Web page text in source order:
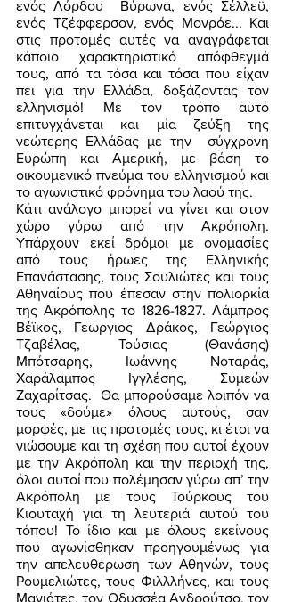
ενός Λόρδου  Βύρωνα, ενός Σέλλεϋ,
ενός Τζέφφερσον, ενός Μονρόε... Και
στις προτομές αυτές να αναγράφεται
κάποιο χαρακτηριστικό απόφθεγμά
τους, από τα τόσα και τόσα που είχαν
πει για την Ελλάδα, δοξάζοντας τον
ελληνισμό! Με τον τρόπο αυτό
επιτυγχάνεται και μία ζεύξη της
νεώτερης Ελλάδας με την  σύγχρονη
Ευρώπη και Αμερική, με βάση το
οικουμενικό πνεύμα του ελληνισμού και
το αγωνιστικό φρόνημα του λαού της.
Κάτι ανάλογο μπορεί να γίνει και στον
χώρο γύρω από την Ακρόπολη.
Υπάρχουν εκεί δρόμοι με ονομασίες
από τους ήρωες της Ελληνικής
Επανάστασης, τους Σουλιώτες και τους
Αθηναίους που έπεσαν στην πολιορκία
της Ακρόπολης το 1826-1827. Λάμπρος
Βέϊκος, Γεώργιος Δράκος, Γεώργιος
Τζαβέλας, Τούσιας (Θανάσης)
Μπότσαρης, Ιωάννης Νοταράς,
Χαράλαμπος Ιγγλέσης, Συμεών
Ζαχαρίτσας.  Θα μπορούσαμε λοιπόν να
τους «δούμε» όλους αυτούς, σαν
μορφές, με τις προτομές τους, κι έτσι να
νιώσουμε και τη σχέση που αυτοί έχουν
με την Ακρόπολη και την περιοχή της,
όλοι αυτοί που πολέμησαν γύρω απ’ την
Ακρόπολη με τους Τούρκους του
Κιουταχή για τη λευτεριά αυτού του
τόπου! Το ίδιο και με όλους εκείνους
που αγωνίσθηκαν προηγουμένως για
την απελευθέρωση των Αθηνών, τους
Ρουμελιώτες, τους Φιλλλήνες, και τους
Μανιάτες, τον Οδυσσέα Ανδρούτσο, τον